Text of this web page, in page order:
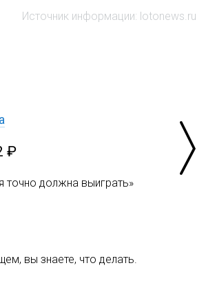
Источник информации: lotonews.ru
₽
точно должна выиграть»
вы знаете, что делать.